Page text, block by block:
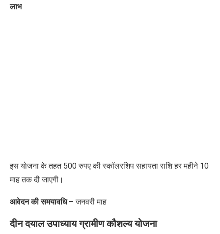
लाभ
इस योजना के तहत 500 रुपए की स्कॉलरशिप सहायता राशि हर महीने 10
माह तक दी जाएगी।
आवेदन की समयावधि –जनवरी माह
दीन दयाल उपाध्याय ग्रामीण कौशल्य योजना